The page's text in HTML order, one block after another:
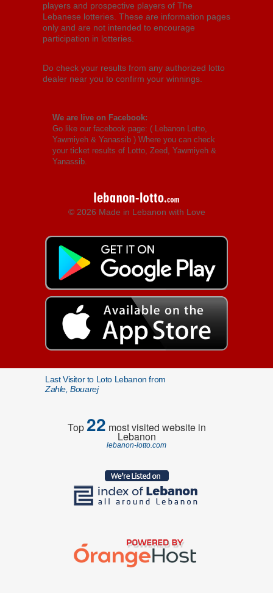
players and prospective players of The
Lebanese lotteries. These are information pages
only and are not intended to encourage
participation in lotteries.
Do check your results from any authorized lotto
dealer near you to confirm your winnings.
We are live on Facebook:
Go like our facebook page: ( Lebanon Lotto,
Yawmiyeh & Yanassib ) Where you can check
your ticket results of Lotto, Zeed, Yawmiyeh &
Yanassib.
© 2026 Made in Lebanon with Love
Last Visitor to Loto Lebanon from
Zahle, Bouarej
Top22 most visited website in
Lebanon
lebanon-lotto.com